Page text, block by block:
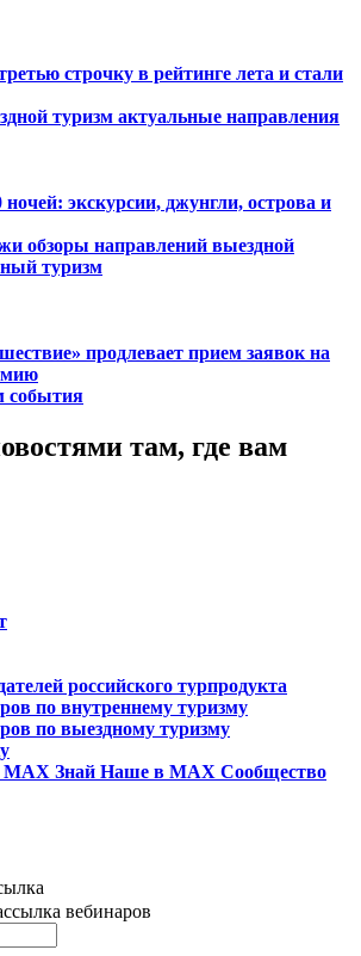
строчку в рейтинге лета и стали
туризм актуальные направления
экскурсии, джунгли, острова и
обзоры направлений выездной
туризм
продлевает прием заявок на
события
там, где вам
российского турпродукта
по внутреннему туризму
по выездному туризму
MAX Знай Наше в MAX Сообщество
вебинаров